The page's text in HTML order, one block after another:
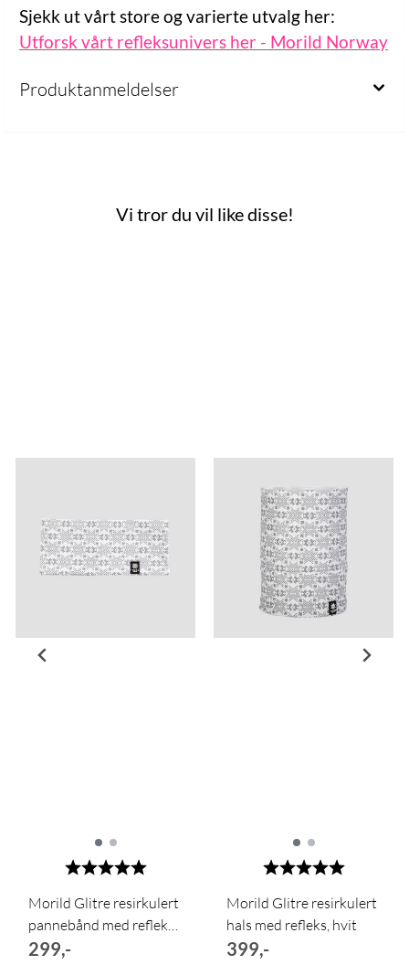
Sjekk ut vårt store og varierte utvalg her:
Utforsk vårt refleksunivers her - Morild Norway
Produktanmeldelser
Vi tror du vil like disse!
Karakter: 5.0 av 5 mulige
Morild Glitre resirkulert
pannebånd med refleks,
...
299,-
Karakter: 5.0 av 5
Morild Glitre resirkulert
hals med refleks, hvit
399,-